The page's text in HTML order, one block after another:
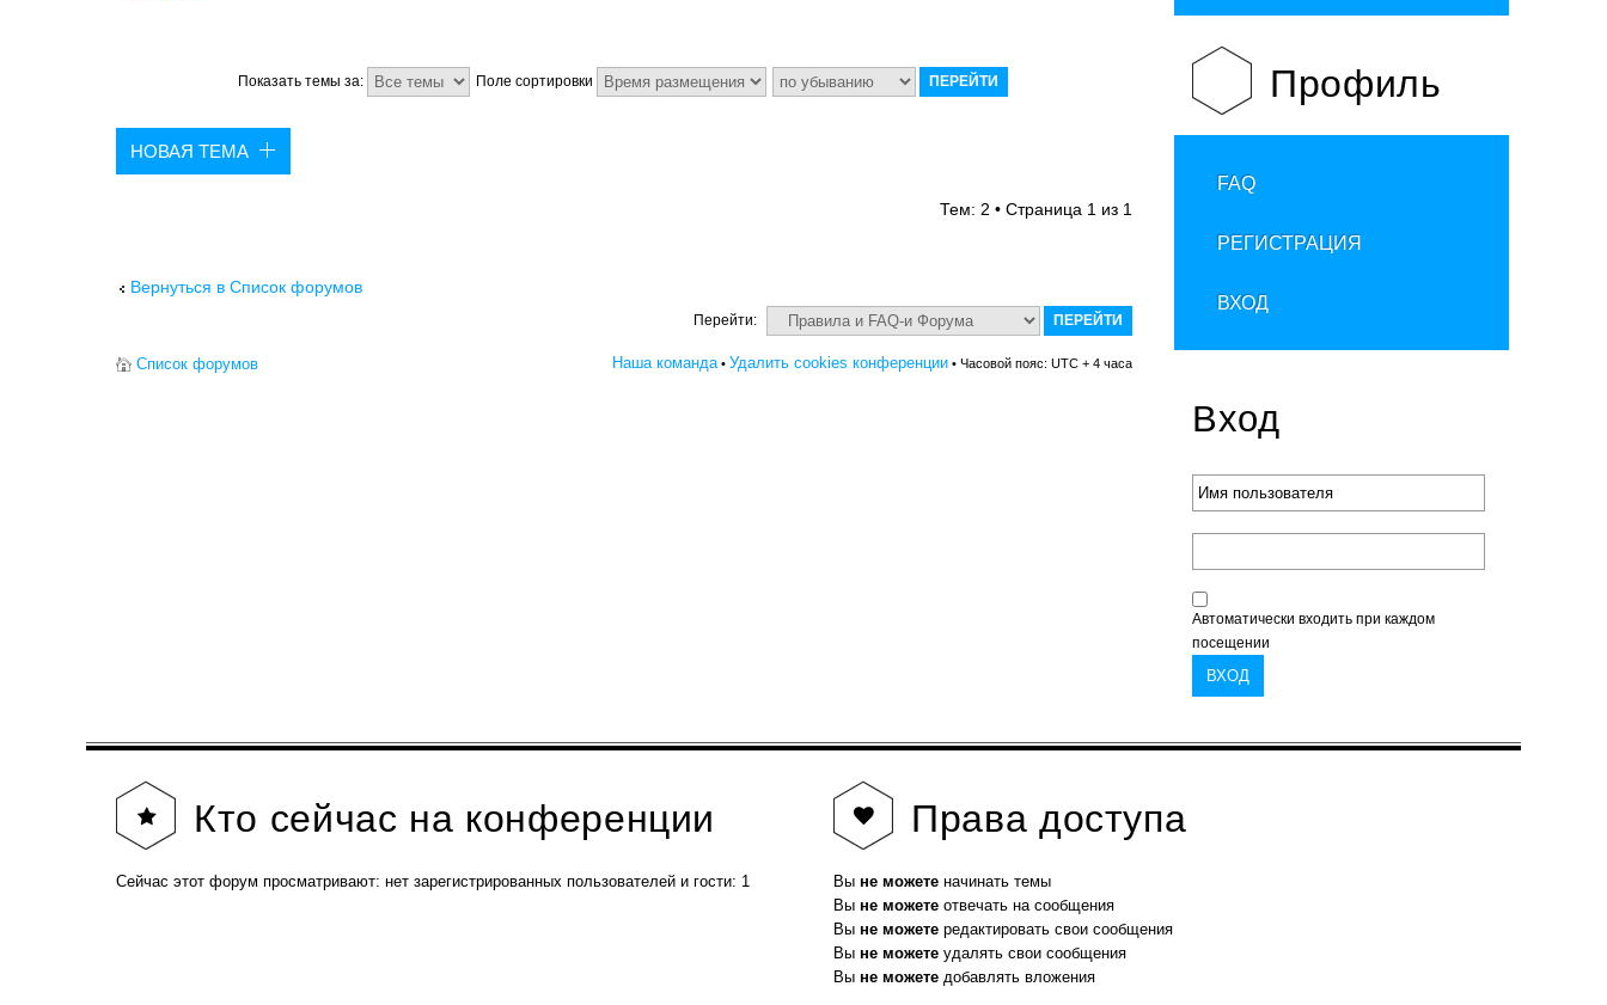
Показать темы за: Поле сортировки
НОВАЯ ТЕМА
Тем: 2 • Страница 1 из 1
Вернуться в Список форумов
Перейти:
Список форумов Наша команда• Удалить cookies конференции • Часовой пояс: UTC + 4 часа
Профиль
FAQ
РЕГИСТРАЦИЯ
ВХОД
Вход
Автоматически входить при каждом
посещении
Кто сейчас на конференции
Сейчас этот форум просматривают: нет зарегистрированных пользователей и гости: 1
Права доступа
Вы не можете начинать темы
Вы не можете отвечать на сообщения
Вы не можете редактировать свои сообщения
Вы не можете удалять свои сообщения
Вы не можете добавлять вложения